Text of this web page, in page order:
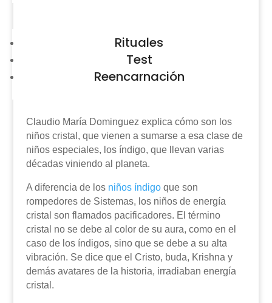
Rituales
Test
Reencarnación
Claudio María Dominguez explica cómo son los
niños cristal, que vienen a sumarse a esa clase de
niños especiales, los índigo, que llevan varias
décadas viniendo al planeta.
A diferencia de losniños índigoque son
rompedores de Sistemas, los niños de energía
cristal son flamados pacificadores. El término
cristal no se debe al color de su aura, como en el
caso de los índigos, sino que se debe a su alta
vibración. Se dice que el Cristo, buda, Krishna y
demás avatares de la historia, irradiaban energía
cristal.